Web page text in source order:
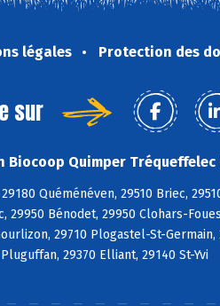
légales Protection des
sur
Biocoop Quimper
Quéménéven, 29510 Briec,
29950 Bénodet, 29950 Clohars-
29710 Plogastel-St-
29370 Elliant, 29140 St-Yvi